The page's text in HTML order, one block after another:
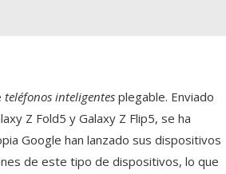
teléfonos inteligentes plegable. Enviado
Z Fold5 y Galaxy Z Flip5, se ha
Google han lanzado sus dispositivos
de este tipo de dispositivos, lo que